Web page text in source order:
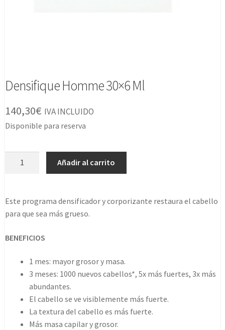
Densifique Homme 30×6 Ml
140,30€ IVA INCLUIDO
Disponible para reserva
cantidad
Añadir al carrito
Este programa densificador y corporizante restaura el cabello
para que sea más grueso.
BENEFICIOS
1 mes: mayor grosor y masa.
3 meses: 1000 nuevos cabellos*, 5x más fuertes, 3x más
abundantes.
El cabello se ve visiblemente más fuerte.
La textura del cabello es más fuerte.
Más masa capilar y grosor.